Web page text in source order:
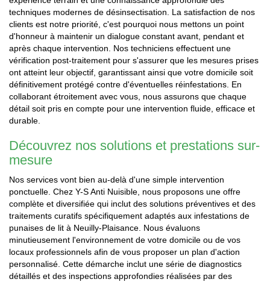
techniques modernes de désinsectisation. La satisfaction de nos
clients est notre priorité, c'est pourquoi nous mettons un point
d'honneur à maintenir un dialogue constant avant, pendant et
après chaque intervention. Nos techniciens effectuent une
vérification post-traitement pour s'assurer que les mesures prises
ont atteint leur objectif, garantissant ainsi que votre domicile soit
définitivement protégé contre d'éventuelles réinfestations. En
collaborant étroitement avec vous, nous assurons que chaque
détail soit pris en compte pour une intervention fluide, efficace et
durable.
Découvrez nos solutions et prestations sur-
mesure
Nos services vont bien au-delà d'une simple intervention
ponctuelle. Chez Y-S Anti Nuisible, nous proposons une offre
complète et diversifiée qui inclut des solutions préventives et des
traitements curatifs spécifiquement adaptés aux infestations de
punaises de lit à Neuilly-Plaisance. Nous évaluons
minutieusement l'environnement de votre domicile ou de vos
locaux professionnels afin de vous proposer un plan d'action
personnalisé. Cette démarche inclut une série de diagnostics
détaillés et des inspections approfondies réalisées par des